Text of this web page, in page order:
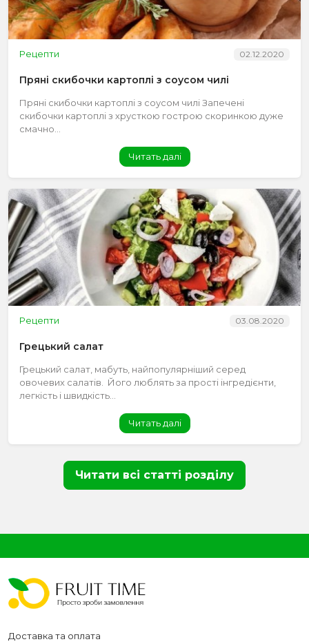
Рецепти 02.12.2020
Пряні скибочки картоплі з соусом чилі
Пряні скибочки картоплі з соусом чилі Запечені
скибочки картоплі з хрусткою гострою скоринкою дуже
смачно...
Читать далі
Рецепти 03.08.2020
Грецький салат
Грецький салат, мабуть, найпопулярніший серед
овочевих салатів. Його люблять за прості інгредієнти,
легкість і швидкість...
Читать далі
Читати всі статті розділу
Доставка та оплата